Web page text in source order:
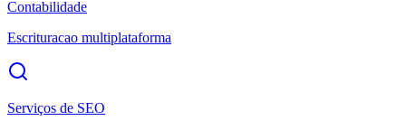
Contabilidade
Escrituracao multiplataforma
Serviços de SEO